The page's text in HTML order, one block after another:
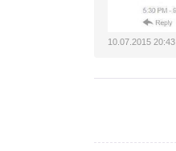
10.07.2015 20:43